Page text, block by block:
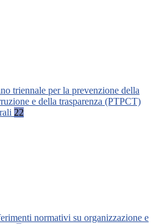
triennale per la prevenzione della
e della trasparenza (PTPCT)
22
normativi su organizzazione e